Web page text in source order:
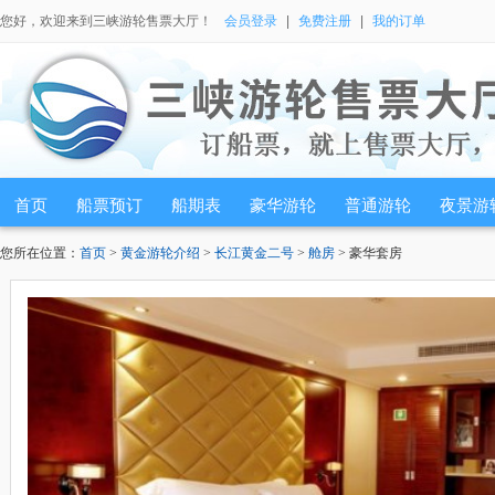
您好，欢迎来到三峡游轮售票大厅！ 会员登录 免费注册 我的订单
首页 船票预订 船期表 豪华游轮 普通游轮 夜景游
您所在位置： 首页 > 黄金游轮介绍 > 长江黄金二号 > 舱房 > 豪华套房